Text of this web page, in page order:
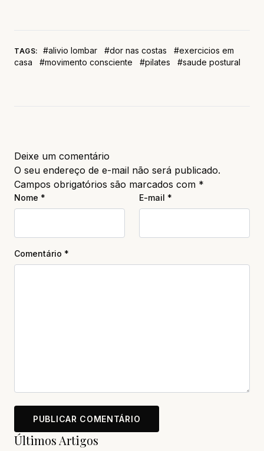
TAGS: #alivio lombar #dor nas costas
#exercicios em
casa
#movimento consciente #pilates #saude postural
Deixe um comentário
O seu endereço de e-mail não será publicado.
Campos obrigatórios são marcados com *
Nome * E-mail *
Comentário *
Últimos Artigos